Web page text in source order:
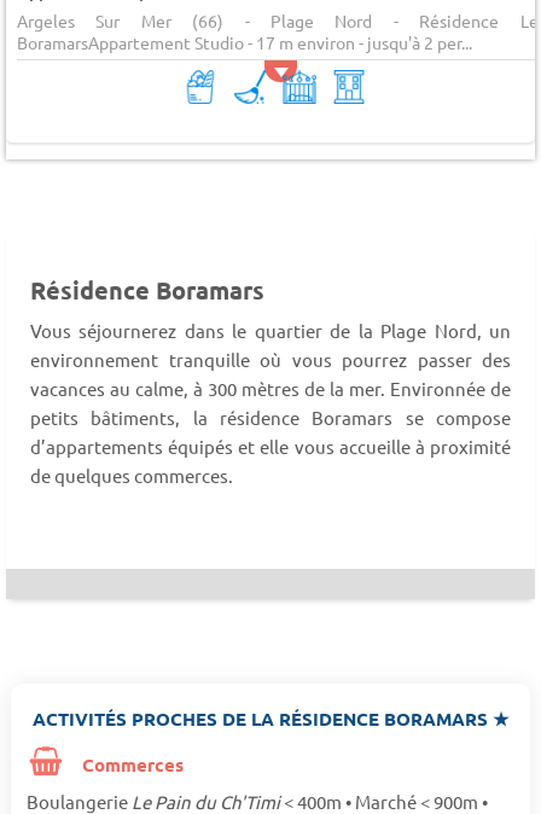
Argeles Sur Mer (66) - Plage Nord - Résidence
BoramarsAppartement Studio - 17 m environ - jusqu'à 2 per...
Résidence Boramars
Vous séjournerez dans le quartier de la Plage Nord, un
environnement tranquille où vous pourrez passer des
vacances au calme, à 300 mètres de la mer. Environnée de
petits bâtiments, la résidence Boramars se compose
d’appartements équipés et elle vous accueille à proximité
de quelques commerces.
ACTIVITÉS PROCHES DE LA RÉSIDENCE BORAMARS ★
Commerces
Boulangerie Le Pain du Ch'Timi< 400m • Marché < 900m •